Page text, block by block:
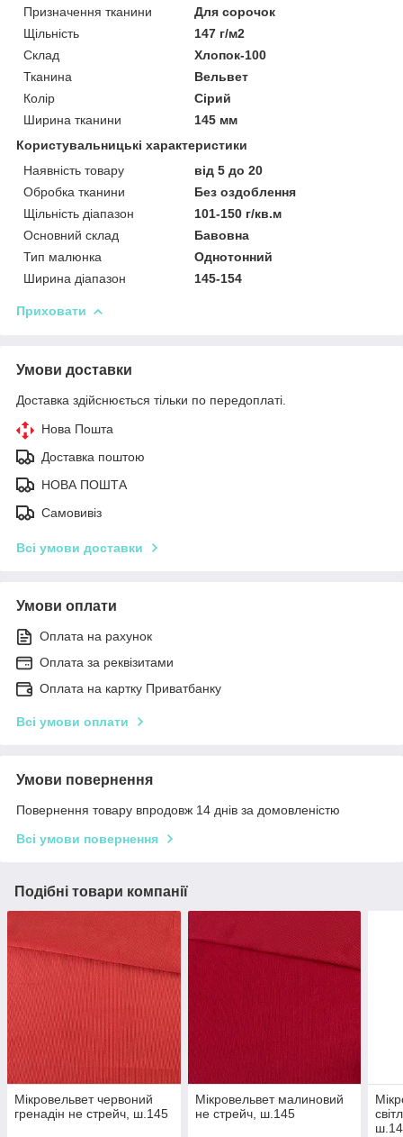
Призначення тканини
Для сорочок
Щільність
147 г/м2
Склад
Хлопок-100
Тканина
Вельвет
Колір
Сірий
Ширина тканини
145 мм
Користувальницькі характеристики
Наявність товару
від 5 до 20
Обробка тканини
Без оздоблення
Щільність діапазон
101-150 г/кв.м
Основний склад
Бавовна
Тип малюнка
Однотонний
Ширина діапазон
145-154
Приховати
Умови доставки
Доставка здійснюється тільки по передоплаті.
Нова Пошта
Доставка поштою
НОВА ПОШТА
Самовивіз
Всі умови доставки
Умови оплати
Оплата на рахунок
Оплата за реквізитами
Оплата на картку Приватбанку
Всі умови оплати
Умови повернення
Повернення товару впродовж 14 днів за домовленістю
Всі умови повернення
Подібні товари компанії
Мікровельвет червоний
гренадін не стрейч, ш.145
Мікровельвет малиновий
не стрейч, ш.145